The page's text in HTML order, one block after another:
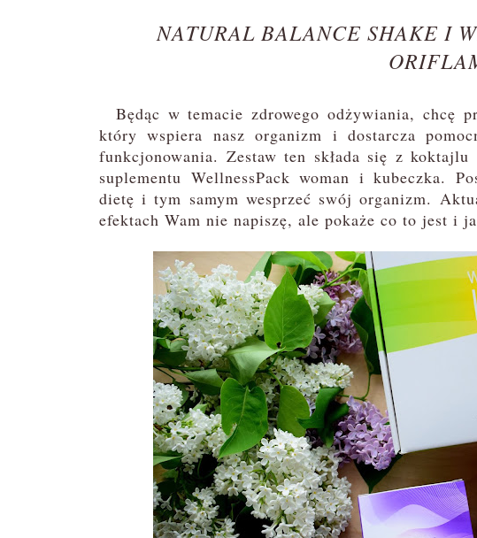
NATURAL BALANCE SHAKE I
Będąc w temacie zdrowego odżywiania, chcę
który wspiera nasz organizm i dostarcza
funkcjonowania. Zestaw ten składa się z
suplementu WellnessPack woman i kubeczka.
dietę i tym samym wesprzeć swój organizm.
efektach Wam nie napiszę, ale pokaże co to jest i